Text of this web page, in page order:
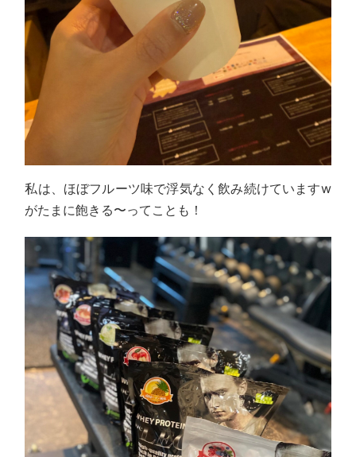
私は、ほぼフルーツ味で浮気なく飲み続けていますw
がたまに飽きる〜ってことも！